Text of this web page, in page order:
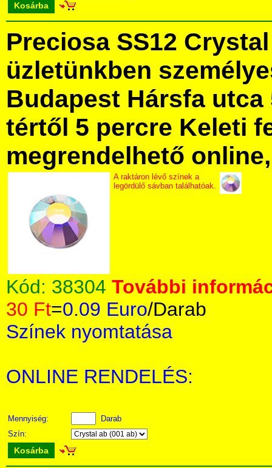
Kosárba
Preciosa SS12
üzletünkben
Budapest Hársfa utca
tértől 5 percre Keleti
megrendelhető
A raktáron lévő színek a
legördülő sávban találhatóak.
Kód: 38304 További
30 Ft=0.09 Euro/Darab
Színek nyomtatása
ONLINE RENDELÉS:
Mennyiség:
Darab
Szín:
Kosárba